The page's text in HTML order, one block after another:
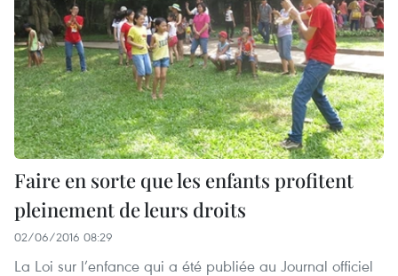
Faire en sorte que les enfants profitent
pleinement de leurs droits
02/06/2016 08:29
La Loi sur l’enfance qui a été publiée au Journal officiel